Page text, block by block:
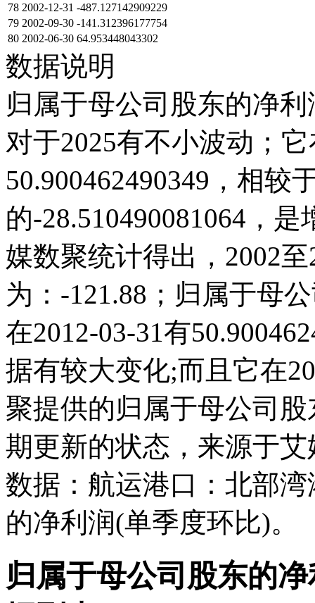
78 2002-12-31 -487.127142909229
79 2002-09-30 -141.312396177754
80 2002-06-30 64.953448043302
数据说明
归属于母公司股东的净
对于2025有不小波动；
50.900462490349，相较
的-28.510490081064，
媒数聚统计得出，2002
为：-121.88；归属于母
在2012-03-31有
据有较大变化;而且它在
聚提供的归属于母公司
期更新的状态，来源于
数据：航运港口：北部
的净利润(单季度环比)。
归属于母公司股东的